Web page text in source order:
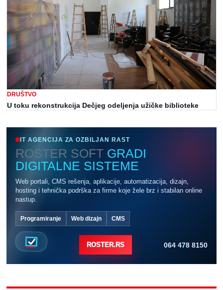
DRUŠTVO
U toku rekonstrukcija Dečjeg odeljenja užičke biblioteke
IT AGENCIJA ZA OZBILJAN RAST
ROSTER SOFT GRADI
DIGITALNE SISTEME
Web portali, CMS rešenja, aplikacije, automatizacija, dizajn,
hosting i tehnička podrška za firme koje žele brz i stabilan online
nastup.
Programiranje Web dizajn CMS
ROSTER.RS 064 478 8150